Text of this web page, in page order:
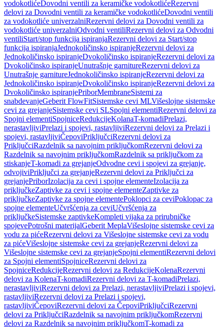
vodokotlićeDovodni ventili za keramičke vodokotlićeRezervni
delovi za Dovodni ventili za keramičke vodokotlićeDovodni ventili
za vodokotliće univerzalniRezervni delovi za Dovodni ventili za
vodokotliće univerzalniOdvodni ventiliRezervni delovi za Odvodni
ventiliStart/stop funkcija ispiranjaRezervni delovi za Start/stop
funkcija ispiranjaJednokoličinsko ispiranjeRezervni delovi za
Jednokoličinsko ispiranjeDvokoličinsko ispiranjeRezervni delovi za
Dvokoličinsko ispiranjeUnutrašnje garnitureRezervni delovi za
Unutrašnje garnitureJednokoličinsko ispiranjeRezervni delovi za
Jednokoličinsko ispiranjeDvokoličinsko ispiranjeRezervni delovi za
Dvokoličinsko ispiranjePriborMembraneSistemi za
snabdevanjeGeberit FlowFitSistemske cevi MLVišeslojne sistemske
cevi za grejanjeSistemske cevi SLSpojni elementiRezervni delovi za
Spojni elementiSpojniceRedukcijeKolanaT-komadiPrelazi,
nerastavljiviPrelazi i spojevi, rastavljiviRezervni delovi za Prelazi i
spojevi, rastavljiviČepoviPriključciRezervni delovi za
PriključciRazdelnik sa navojnim priključkomRezervni delovi za
Razdelnik sa navojnim priključkomRazdelnik sa priključkom za
stiskanjeT-komadi za grejanjeOdvodne cevi i spojevi za grejanje,
odvojiviPriključci za grejanjeRezervni delovi za Priključci za
grejanjePriborIzolacija za cevi i spojne elementeIzolacija za
priključkeZaptivke za cevi i spojne elementeZaptivke za
priključkeZaptivke za spojne elementePoklopci za ceviPoklopac za
spojne elementeUčvršćenja za ceviUčvršćenja za
priključkeSistemske zaptivkeKompleti vijaka za prirubničke
spojevePotrošni materijalGeberit MeplaVišeslojne sistemske cevi za
vodu za pićeRezervni delovi za Višeslojne sistemske cevi za vodu
za pićeVišeslojne sistemske cevi za grejanjeRezervni delovi za
Višeslojne sistemske cevi za grejanjeSpojni elementiRezervni delovi
za Spojni elementiSpojniceRezervni delovi za
SpojniceRedukcijeRezervni delovi za RedukcijeKolenaRezervni
delovi za KolenaT-komadiRezervni delovi za T-komadiPrelazi,
nerastavljiviRezervni delovi za Prelazi, nerastavljiviPrelazi i spojevi,
rastavljiviRezervni delovi za Prelazi i spojevi,
rastavljiviČepoviRezervni delovi za ČepoviPriključciRezervni
delovi za PriključciRazdelnik sa navojnim priključkomRezervni
delovi za Razdelnik sa navojnim priključkomT-komadi za